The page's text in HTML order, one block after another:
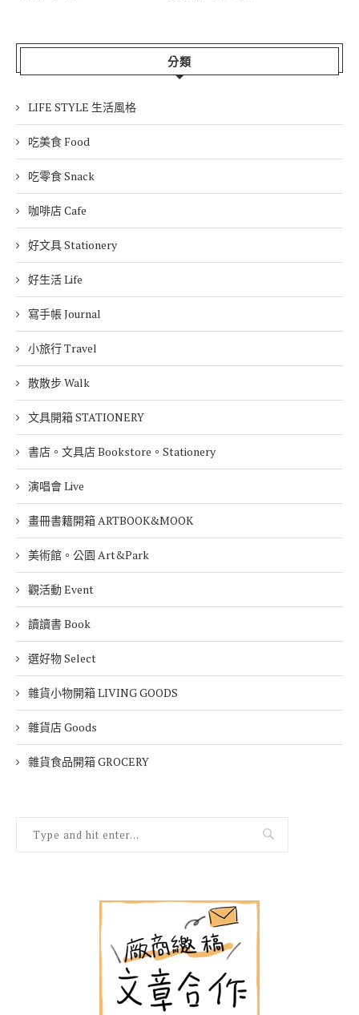
分類
LIFE STYLE 生活風格
吃美食 Food
吃零食 Snack
咖啡店 Cafe
好文具 Stationery
好生活 Life
寫手帳 Journal
小旅行 Travel
散散步 Walk
文具開箱 STATIONERY
書店。文具店 Bookstore。Stationery
演唱會 Live
畫冊書籍開箱 ARTBOOK&MOOK
美術館。公園 Art&Park
觀活動 Event
讀讀書 Book
選好物 Select
雜貨小物開箱 LIVING GOODS
雜貨店 Goods
雜貨食品開箱 GROCERY